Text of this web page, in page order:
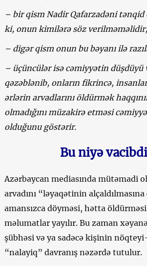
– bir qism Nadir Qafarzadəni
ki, onun kimilərə söz
– digər qism onun bu bəyanı ilə
– üçüncülər isə cəmiyyətin düşdüyü
qəzəblənib, onların fikrincə,
ərlərin arvadlarını öldürmək
olmadığını müzakirə etməsi
olduğunu göstərir.
Bu niyə
Azərbaycan mediasında mütəmadi
arvadını “ləyaqətinin
amansızca döyməsi, hətta
məlumatlar yayılır. Bu zaman
şübhəsi və ya sadəcə kişinin
“nalayiq” davranış nəzərdə tutulur.